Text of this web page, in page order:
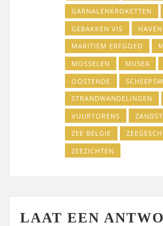
GARNALENKROKETTEN
GEBAKKEN VIS
HAVEN
MARITIEM ERFGOED
MOSSELEN
MUSEA
OOSTENDE
STRANDWANDELINGEN
VUURTORENS
ZEE BELGIE
ZEEZICHTEN
LAAT EEN